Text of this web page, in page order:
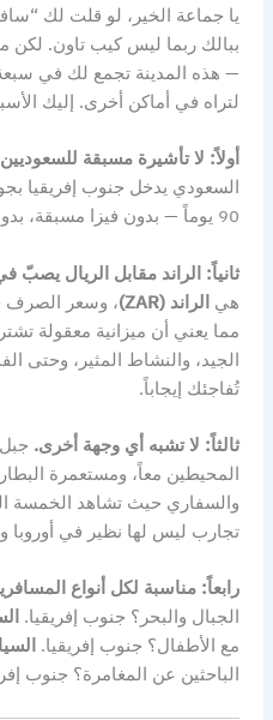
يا جماعة الخير، لو قلت لك
ببالك ربما ليس كيب تاون. لكن
— هذه المدينة تجمع لك في
لتراه في أماكن أخرى. إليك
أولاً: لا تأشيرة مسبقة
السعودي يدخل جنوب إفريقيا
90 يوماً — بدون فيزا مسبقة، بدون انتظار، بدون تكاليف إضافية.
ثانياً: الراند مقابل الريال
هي الراند (ZAR)
، وسعر الصرف
مما يعني أن ميزانية معقولة
الجيد، والنشاط المثير، وحتى
تُفاجئك إيجاباً.
ثالثاً: لا تشبه أي وجهة أخرى.
المحيطين معاً، ومستعمرة
والسفاري حيث تشاهد الخمسة
تجارب ليس لها نظير في أوروبا
رابعاً: مناسبة لكل أنواع
الجبال والبحر؟ جنوب إفريقيا.
مع الأطفال؟ جنوب إفريقيا.
الباحثين عن المغامرة؟ جنوب